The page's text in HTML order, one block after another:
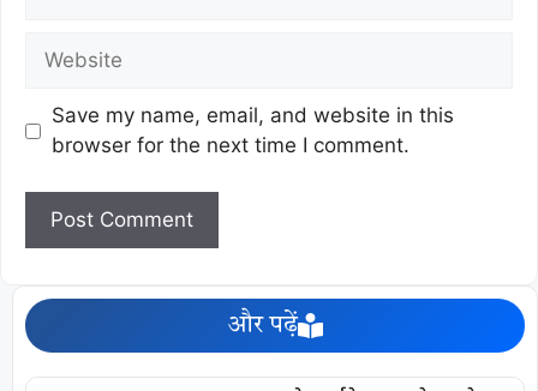
Save my name, email, and website in this
browser for the next time I comment.
और पढ़ें